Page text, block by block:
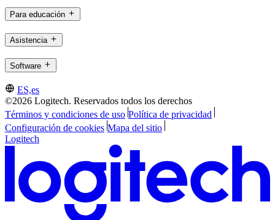
Para educación
Asistencia
Software
ES,es
©2026 Logitech. Reservados todos los derechos
Términos y condiciones de uso Política de privacidad
Configuración de cookies Mapa del sitio
Logitech